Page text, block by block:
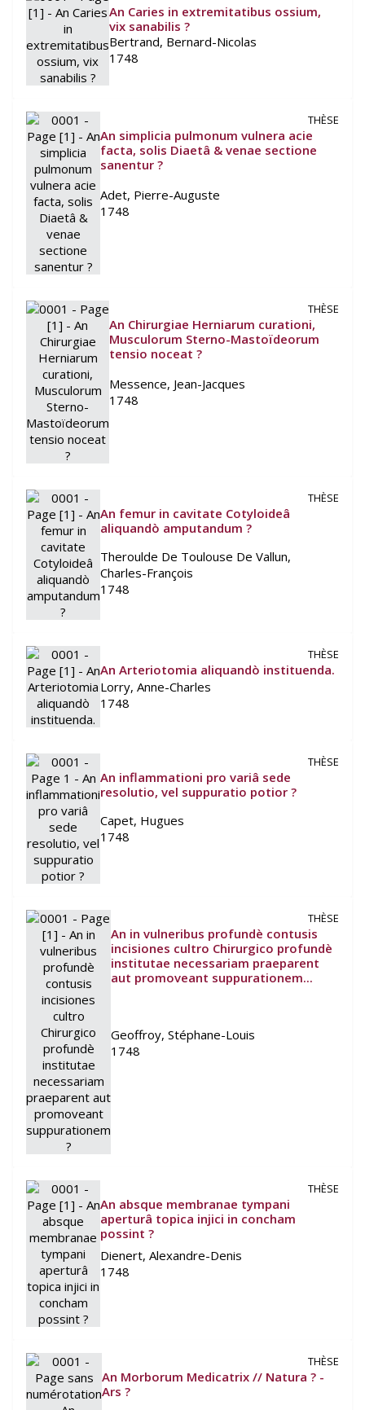
An Caries in extremitatibus ossium,
vix sanabilis ?
Bertrand, Bernard-Nicolas
1748
THÈSE
An simplicia pulmonum vulnera acie
facta, solis Diaetâ & venae sectione
sanentur ?
Adet, Pierre-Auguste
1748
THÈSE
An Chirurgiae Herniarum curationi,
Musculorum Sterno-Mastoïdeorum
tensio noceat ?
Messence, Jean-Jacques
1748
THÈSE
An femur in cavitate Cotyloideâ
aliquandò amputandum ?
Theroulde De Toulouse De Vallun,
Charles-François
1748
THÈSE
An Arteriotomia aliquandò instituenda.
Lorry, Anne-Charles
1748
THÈSE
An inflammationi pro variâ sede
resolutio, vel suppuratio potior ?
Capet, Hugues
1748
THÈSE
An in vulneribus profundè contusis
incisiones cultro Chirurgico profundè
institutae necessariam praeparent
aut promoveant suppurationem...
Geoffroy, Stéphane-Louis
1748
THÈSE
An absque membranae tympani
aperturâ topica injici in concham
possint ?
Dienert, Alexandre-Denis
1748
THÈSE
An Morborum Medicatrix // Natura ? -
Ars ?